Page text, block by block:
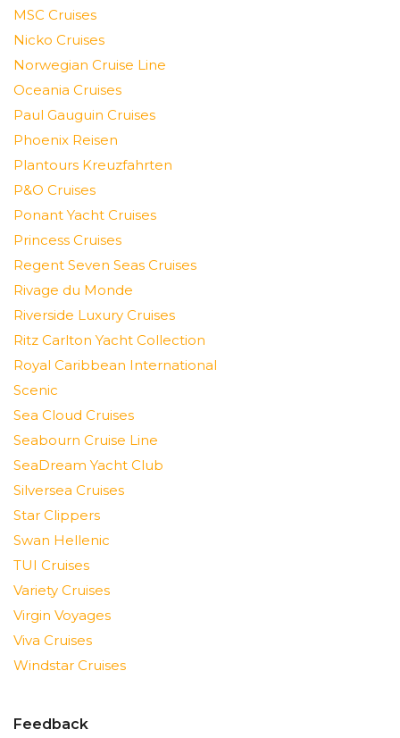
MSC Cruises
Nicko Cruises
Norwegian Cruise Line
Oceania Cruises
Paul Gauguin Cruises
Phoenix Reisen
Plantours Kreuzfahrten
P&O Cruises
Ponant Yacht Cruises
Princess Cruises
Regent Seven Seas Cruises
Rivage du Monde
Riverside Luxury Cruises
Ritz Carlton Yacht Collection
Royal Caribbean International
Scenic
Sea Cloud Cruises
Seabourn Cruise Line
SeaDream Yacht Club
Silversea Cruises
Star Clippers
Swan Hellenic
TUI Cruises
Variety Cruises
Virgin Voyages
Viva Cruises
Windstar Cruises
Feedback